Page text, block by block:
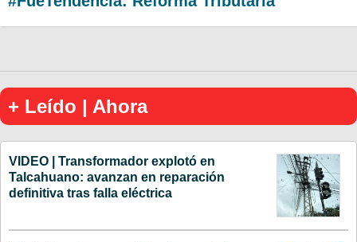
+ Leído | Ahora
VIDEO | Transformador explotó en
Talcahuano: avanzan en reparación
definitiva tras falla eléctrica